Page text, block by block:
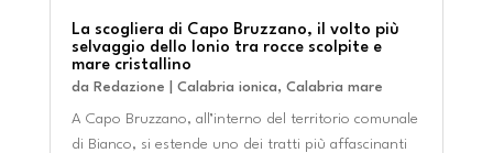
La scogliera di Capo Bruzzano, il volto più
selvaggio dello Ionio tra rocce scolpite e
mare cristallino
da Redazione Calabria ionica, Calabria mare
A Capo Bruzzano, all’interno del territorio comunale
di Bianco, si estende uno dei tratti più affascinanti